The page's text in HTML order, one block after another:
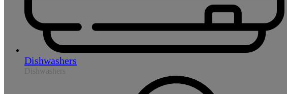
Dishwashers
Dishwashers